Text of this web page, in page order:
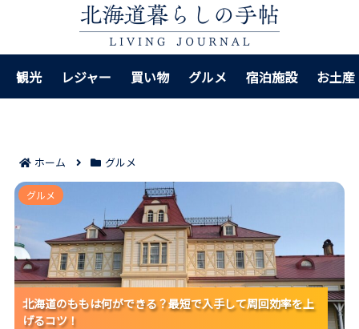
観光 レジャー 買い物 グルメ 宿泊施設 お土産
ホーム グルメ
北海道のももは何ができる？最短で入手して周回効率
を上げるコツ！
北海道のももは何ができる？最短で入手して周回効率を上
げるコツ！
北海道のももは何ができる？最短で入手して周回効率を上
げるコツ！
北海道のももは何ができる？最短で入手して周回効率を上
げるコツ！
グルメ